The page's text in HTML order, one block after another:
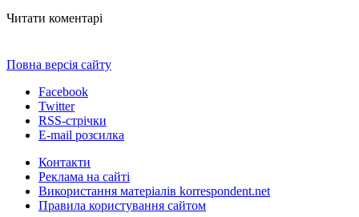
Читати коментарі
Повна версія сайту
Facebook
Twitter
RSS-стрічки
E-mail розсилка
Контакти
Реклама на сайті
Використання матеріалів korrespondent.net
Правила користування сайтом